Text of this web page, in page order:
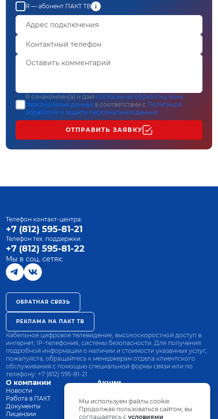
Я — абонент ПАКТ ТВ
Я ознакомлен(а) и даю согласие на обработку моих
персональных данных в соответствии с Политикой
обработки и защиты персональных данных
ОТПРАВИТЬ ЗАЯВКУ
О компании
Новости
Работа в ПАКТ
Документы
Лицензии
Акции
Оплата
Оборудование
Телефон контакт-центра:
+7 (812) 595-81-21
Телефон тех. поддержки:
+7 (812) 595-81-22
Мы в соц. сетях:
ОБРАТНАЯ СВЯЗЬ
РЕКЛАМА НА ПАКТ ТВ
Кабельное цифровое телевидение, высокоскоростной доступ в
интернет, IP-телефония, системы безопасности. Для получения
подробной информации о наличии и стоимости указанных услуг,
пожалуйста, обращайтесь к менеджерам отдела клиентского
обслуживания с помощью специальной формы связи или по
телефону: +7 (812) 595-81-21
Мы используем файлы cookie.
Продолжая пользоваться сайтом, вы
соглашаетесь с условиями